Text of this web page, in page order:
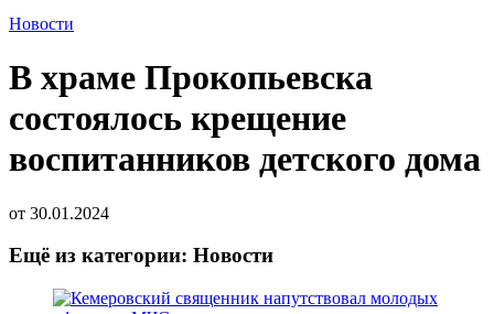
Новости
В храме Прокопьевска
состоялось крещение
воспитанников детского дома
от 30.01.2024
Ещё из категории: Новости